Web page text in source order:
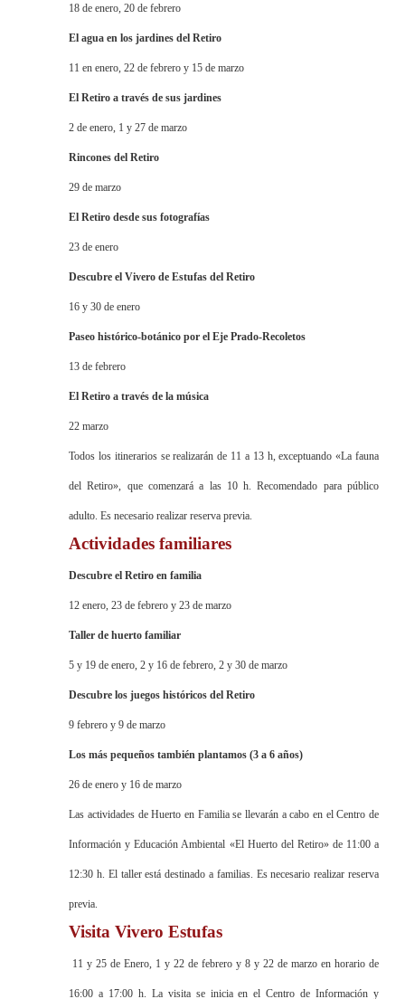
18 de enero, 20 de febrero
El agua en los jardines del Retiro
11 en enero, 22 de febrero y 15 de marzo
El Retiro a través de sus jardines
2 de enero, 1 y 27 de marzo
Rincones del Retiro
29 de marzo
El Retiro desde sus fotografías
23 de enero
Descubre el Vivero de Estufas del Retiro
16 y 30 de enero
Paseo histórico-botánico por el Eje Prado-Recoletos
13 de febrero
El Retiro a través de la música
22 marzo
Todos los itinerarios se realizarán de 11 a 13 h, exceptuando «La fauna
del Retiro», que comenzará a las 10 h. Recomendado para público
adulto. Es necesario realizar reserva previa.
Actividades familiares
Descubre el Retiro en familia
12 enero, 23 de febrero y 23 de marzo
Taller de huerto familiar
5 y 19 de enero, 2 y 16 de febrero, 2 y 30 de marzo
Descubre los juegos históricos del Retiro
9 febrero y 9 de marzo
Los más pequeños también plantamos (3 a 6 años)
26 de enero y 16 de marzo
Las actividades de Huerto en Familia se llevarán a cabo en el Centro de
Información y Educación Ambiental «El Huerto del Retiro» de 11:00 a
12:30 h. El taller está destinado a familias. Es necesario realizar reserva
previa.
Visita Vivero Estufas
11 y 25 de Enero, 1 y 22 de febrero y 8 y 22 de marzo en horario de
16:00 a 17:00 h. La visita se inicia en el Centro de Información y